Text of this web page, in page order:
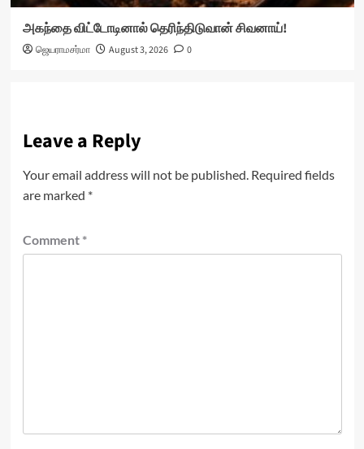
அகந்தை விட்டோடினால் தெரிந்திடுவான் சிவனாய்!
ஜெயராமசர்மா August 3, 2026 0
Leave a Reply
Your email address will not be published. Required fields
are marked *
Comment *